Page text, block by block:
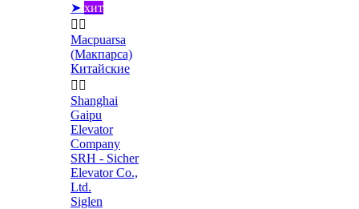
➤ хит
 
Macpuarsa
(Макпарса)
Китайские
 
Shanghai
Gaipu
Elevator
Company
SRH - Sicher
Elevator Co.,
Ltd.
Siglen